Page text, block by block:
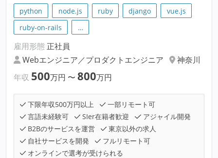
python node.js ruby django
vue.js
ruby-on-rails
…
雇用形態 正社員
Webエンジニア／プロダクトエンジニア
神奈川
年収 500万円 〜 800万円
下限年収500万円以上
一部リモート可
言語未経験可
SIer在籍者歓迎
アジャイル開発
B2Bのサービスを運営
東京以外の求人
自社サービスを開発
フルリモート可
オンラインで選考が受けられる